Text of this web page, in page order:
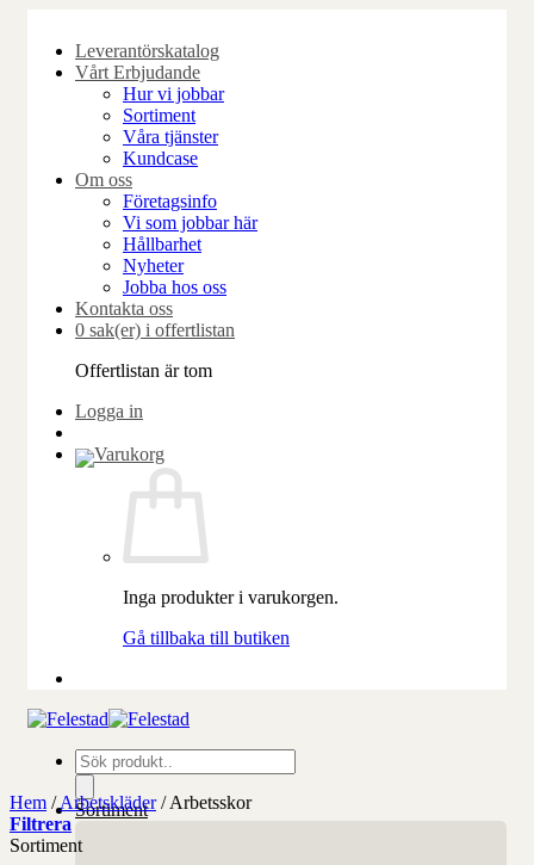
content
Leverantörskatalog
Vårt Erbjudande
Hur vi jobbar
Sortiment
Våra tjänster
Kundcase
Om oss
Företagsinfo
Vi som jobbar här
Hållbarhet
Nyheter
Jobba hos oss
Kontakta oss
0 sak(er) i offertlistan
Offertlistan är tom
Logga in
Inga produkter i varukorgen.
Gå tillbaka till butiken
Produktsökning
Sortiment
Hem / Arbetskläder /Arbetsskor
Filtrera
Sortiment